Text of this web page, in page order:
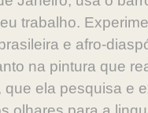
trabalho.
e afro-
na pintura que
que ela pesquisa e